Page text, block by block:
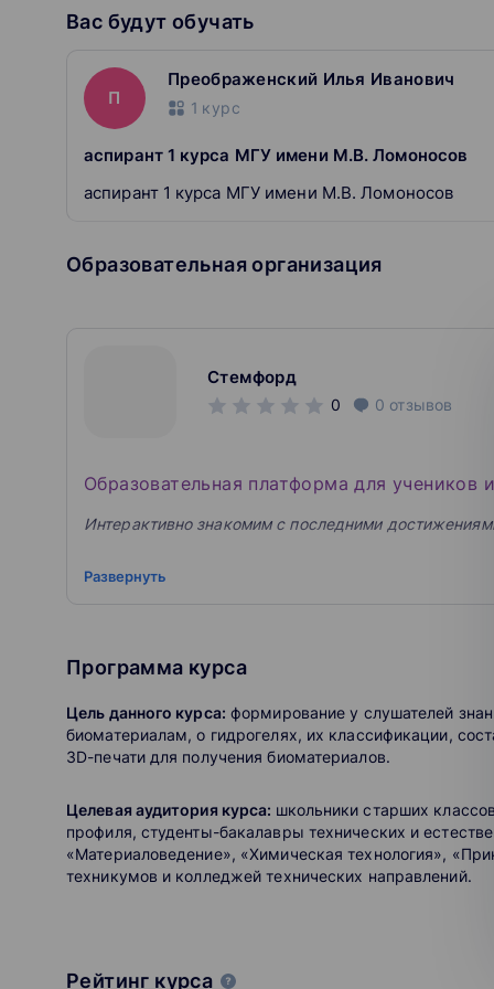
Вас будут обучать
П
Преображенский Илья Иванович
1 курс
аспирант 1 курса МГУ имени М.В. Ломоносов
аспирант 1 курса МГУ имени М.В. Ломоносов
Образовательная организация
Стемфорд
0 0 отзывов
Образовательная платформа для учеников
Интерактивно знакомим с последними
1159школ и организаций
35722 участника
Ученикам
Участвуйте в проектах и проводите
Общайтесь с ведущими учеными
Выигрывайте в конкурсах
Учитесь бесплатно
Развернуть
Программа курса
Цель данного курса: формирование у слушателей
биоматериалам, о гидрогелях, их классификации,
3D-печати для получения биоматериалов.
Целевая аудитория курса: школьники старших
профиля, студенты-бакалавры технических и
«Материаловедение», «Химическая технология»,
техникумов и колледжей технических направлений.
Рейтинг курса